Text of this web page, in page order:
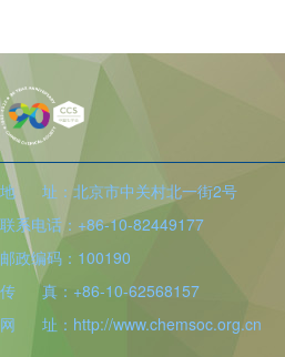
地 址：北京市中关村北一街2号
联系电话：+86-10-82449177
邮政编码：100190
传 真：+86-10-62568157
网 址：http://www.chemsoc.org.cn